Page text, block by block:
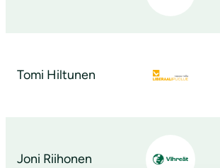
Tomi Hiltunen
Joni Riihonen